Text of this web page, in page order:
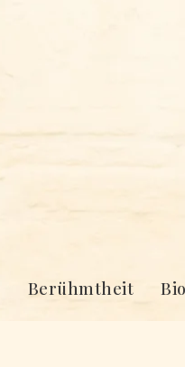
Berühmtheit